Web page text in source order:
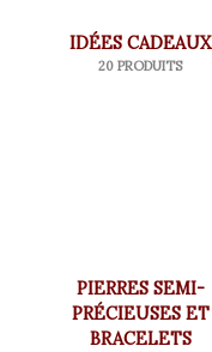
IDÉES CADEAUX
20 PRODUITS
PIERRES SEMI-
PRÉCIEUSES ET
BRACELETS